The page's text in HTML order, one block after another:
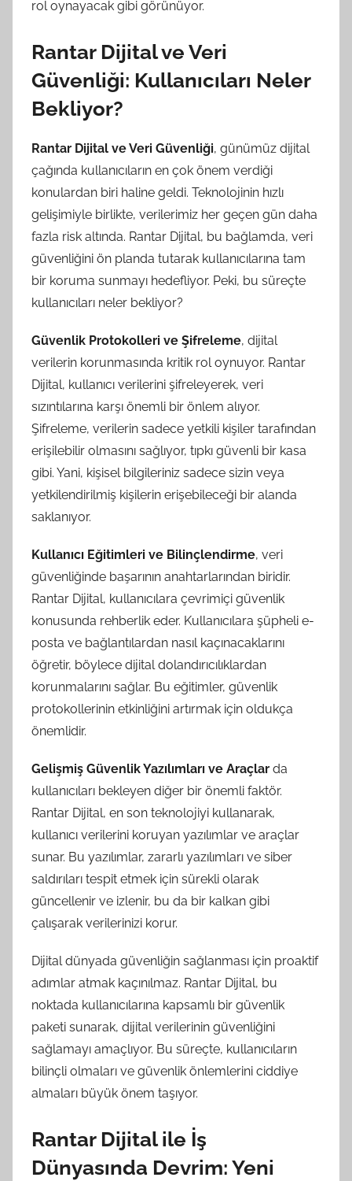
rol oynayacak gibi görünüyor.
Rantar Dijital ve Veri
Güvenliği: Kullanıcıları Neler
Bekliyor?
Rantar Dijital ve Veri Güvenliği, günümüz dijital
çağında kullanıcıların en çok önem verdiği
konulardan biri haline geldi. Teknolojinin hızlı
gelişimiyle birlikte, verilerimiz her geçen gün daha
fazla risk altında. Rantar Dijital, bu bağlamda, veri
güvenliğini ön planda tutarak kullanıcılarına tam
bir koruma sunmayı hedefliyor. Peki, bu süreçte
kullanıcıları neler bekliyor?
Güvenlik Protokolleri ve Şifreleme, dijital
verilerin korunmasında kritik rol oynuyor. Rantar
Dijital, kullanıcı verilerini şifreleyerek, veri
sızıntılarına karşı önemli bir önlem alıyor.
Şifreleme, verilerin sadece yetkili kişiler tarafından
erişilebilir olmasını sağlıyor, tıpkı güvenli bir kasa
gibi. Yani, kişisel bilgileriniz sadece sizin veya
yetkilendirilmiş kişilerin erişebileceği bir alanda
saklanıyor.
Kullanıcı Eğitimleri ve Bilinçlendirme, veri
güvenliğinde başarının anahtarlarından biridir.
Rantar Dijital, kullanıcılara çevrimiçi güvenlik
konusunda rehberlik eder. Kullanıcılara şüpheli e-
posta ve bağlantılardan nasıl kaçınacaklarını
öğretir, böylece dijital dolandırıcılıklardan
korunmalarını sağlar. Bu eğitimler, güvenlik
protokollerinin etkinliğini artırmak için oldukça
önemlidir.
Gelişmiş Güvenlik Yazılımları ve Araçlar da
kullanıcıları bekleyen diğer bir önemli faktör.
Rantar Dijital, en son teknolojiyi kullanarak,
kullanıcı verilerini koruyan yazılımlar ve araçlar
sunar. Bu yazılımlar, zararlı yazılımları ve siber
saldırıları tespit etmek için sürekli olarak
güncellenir ve izlenir, bu da bir kalkan gibi
çalışarak verilerinizi korur.
Dijital dünyada güvenliğin sağlanması için proaktif
adımlar atmak kaçınılmaz. Rantar Dijital, bu
noktada kullanıcılarına kapsamlı bir güvenlik
paketi sunarak, dijital verilerinin güvenliğini
sağlamayı amaçlıyor. Bu süreçte, kullanıcıların
bilinçli olmaları ve güvenlik önlemlerini ciddiye
almaları büyük önem taşıyor.
Rantar Dijital ile İş
Dünyasında Devrim: Yeni